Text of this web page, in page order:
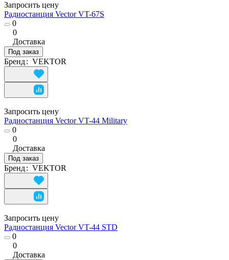
Запросить цену
Радиостанция Vector VT-67S
0
0
Доставка
Под заказ
Бренд: VEKTOR
Запросить цену
Радиостанция Vector VT-44 Military
0
0
Доставка
Под заказ
Бренд: VEKTOR
Запросить цену
Радиостанция Vector VT-44 STD
0
0
Доставка